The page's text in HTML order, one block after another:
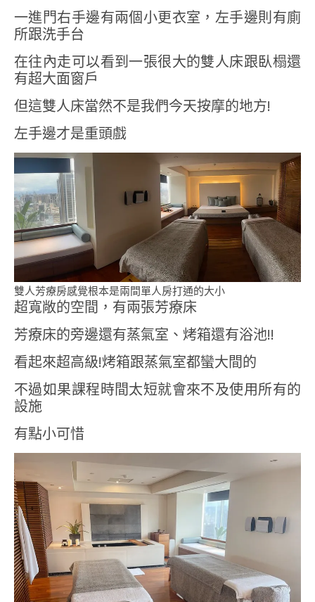
一進門右手邊有兩個小更衣室，左手邊則有廁
所跟洗手台
在往內走可以看到一張很大的雙人床跟臥榻還
有超大面窗戶
但這雙人床當然不是我們今天按摩的地方!
左手邊才是重頭戲
雙人芳療房感覺根本是兩間單人房打通的大小
超寬敞的空間，有兩張芳療床
芳療床的旁邊還有蒸氣室、烤箱還有浴池!!
看起來超高級!烤箱跟蒸氣室都蠻大間的
不過如果課程時間太短就會來不及使用所有的
設施
有點小可惜